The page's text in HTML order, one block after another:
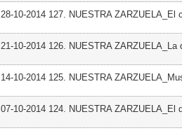
28-10-2014 127. NUESTRA ZARZUELA_El
21-10-2014 126. NUESTRA ZARZUELA_La
14-10-2014 125. NUESTRA
07-10-2014 124. NUESTRA ZARZUELA_El